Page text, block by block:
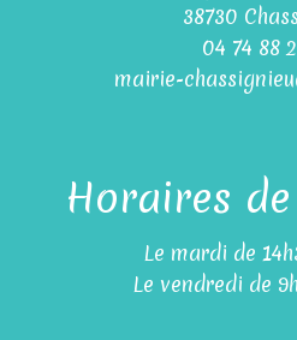
38730
04 74 88
mairie-
Horaires
Le mardi de
Le vendredi de